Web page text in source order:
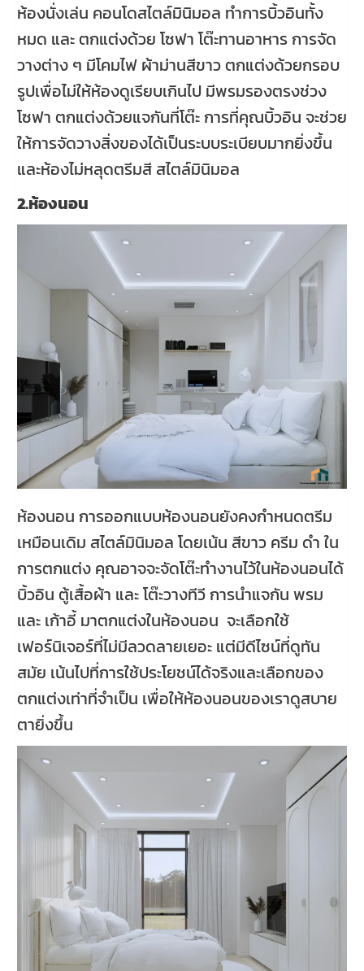
ห้องนั่งเล่น คอนโดสไตล์มินิมอล ทำการบิ้วอินทั้ง
หมด และ ตกแต่งด้วย โซฟา โต๊ะทานอาหาร การจัด
วางต่าง ๆ มีโคมไฟ ผ้าม่านสีขาว ตกแต่งด้วยกรอบ
รูปเพื่อไม่ให้ห้องดูเรียบเกินไป มีพรมรองตรงช่วง
โซฟา ตกแต่งด้วยแจกันที่โต๊ะ การที่คุณบิ้วอิน จะช่วย
ให้การจัดวางสิ่งของได้เป็นระบบระเบียบมากยิ่งขึ้น
และห้องไม่หลุดตรีมสี สไตล์มินิมอล
2.ห้องนอน
ห้องนอน การออกแบบห้องนอนยังคงกำหนดตรีม
เหมือนเดิม สไตล์มินิมอล โดยเน้น สีขาว ครีม ดำ ใน
การตกแต่ง คุณอาจจะจัดโต๊ะทำงานไว้ในห้องนอนได้
บิ้วอิน ตู้เสื้อผ้า และ โต๊ะวางทีวี การนำแจกัน พรม
และ เก้าอี้ มาตกแต่งในห้องนอน จะเลือกใช้
เฟอร์นิเจอร์ที่ไม่มีลวดลายเยอะ แต่มีดีไซน์ที่ดูทัน
สมัย เน้นไปที่การใช้ประโยชน์ได้จริงและเลือกของ
ตกแต่งเท่าที่จำเป็น เพื่อให้ห้องนอนของเราดูสบาย
ตายิ่งขึ้น